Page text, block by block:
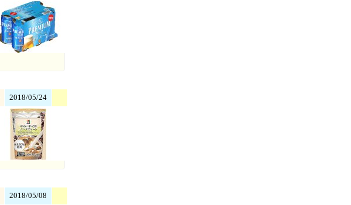
2018/05/24
2018/05/08